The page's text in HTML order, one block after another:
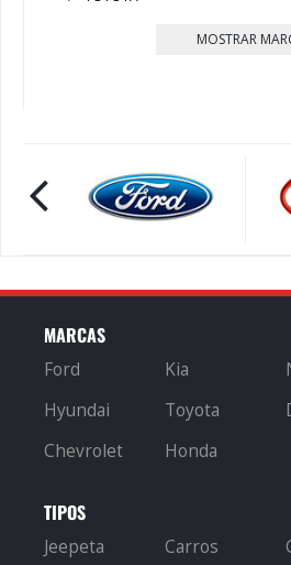
MOSTRAR
MARCAS
Ford Kia
Hyundai
Toyota
Chevrolet
Honda
TIPOS
Jeepeta Carros